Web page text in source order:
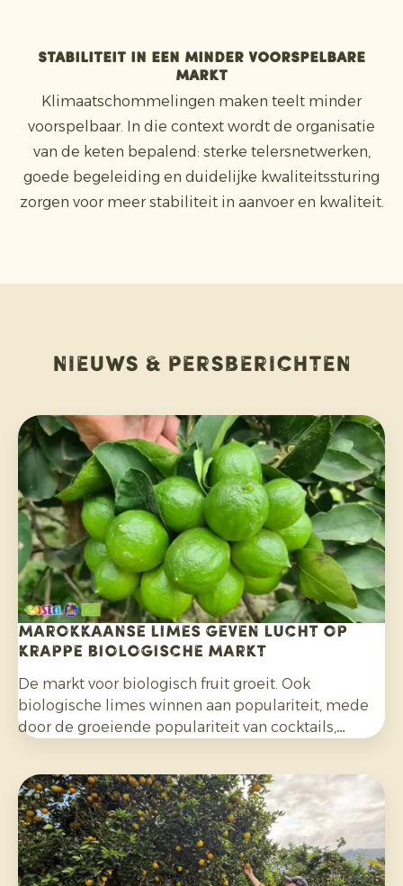
Stabiliteit in een minder voorspelbare
markt
Klimaatschommelingen maken teelt minder
voorspelbaar. In die context wordt de organisatie
van de keten bepalend: sterke telersnetwerken,
goede begeleiding en duidelijke kwaliteitssturing
zorgen voor meer stabiliteit in aanvoer en kwaliteit.
Nieuws & persberichten
Marokkaanse limes geven lucht op
krappe biologische markt
De markt voor biologisch fruit groeit. Ook
biologische limes winnen aan populariteit, mede
door de groeiende populariteit van cocktails,
gerechten. Daarnaast kiezen consumenten
bewuster voor citrusfruit dat zonder synthetische
pesticiden is geteeld en na de oogst niet met
fungiciden is behandeld.